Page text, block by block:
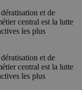
et de
central est la lutte
les plus
et de
central est la lutte
les plus